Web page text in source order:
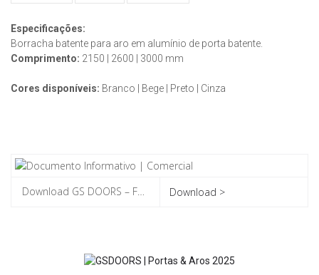
Especificações:
Borracha batente para aro em alumínio de porta batente.
Comprimento: 2150 | 2600 | 3000 mm
Cores disponíveis: Branco | Bege | Preto | Cinza
Download >